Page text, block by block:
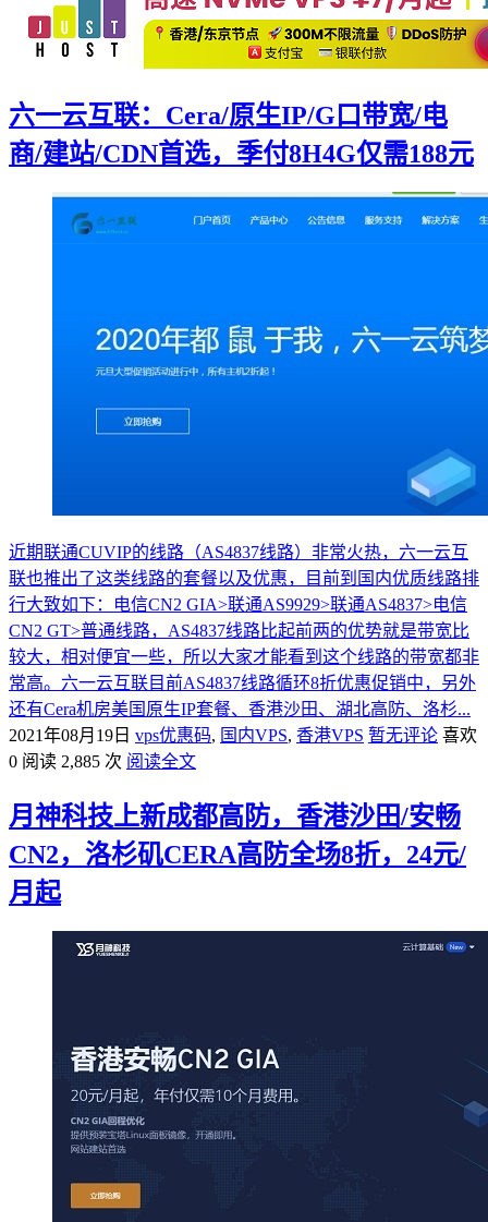
六一云互联：Cera/原生IP/G口带宽/电
商/建站/CDN首选，季付8H4G仅需188元
近期联通CUVIP的线路（AS4837线路）非常火热，六一云互
联也推出了这类线路的套餐以及优惠，目前到国内优质线路排
行大致如下：电信CN2 GIA>联通AS9929>联通AS4837>电信
CN2 GT>普通线路，AS4837线路比起前两的优势就是带宽比
较大，相对便宜一些，所以大家才能看到这个线路的带宽都非
常高。六一云互联目前AS4837线路循环8折优惠促销中，另外
还有Cera机房美国原生IP套餐、香港沙田、湖北高防、洛杉...
2021年08月19日 vps优惠码, 国内VPS, 香港VPS 暂无评论 喜欢
0 阅读 2,885 次 阅读全文
月神科技上新成都高防，香港沙田/安畅
CN2，洛杉矶CERA高防全场8折，24元/
月起